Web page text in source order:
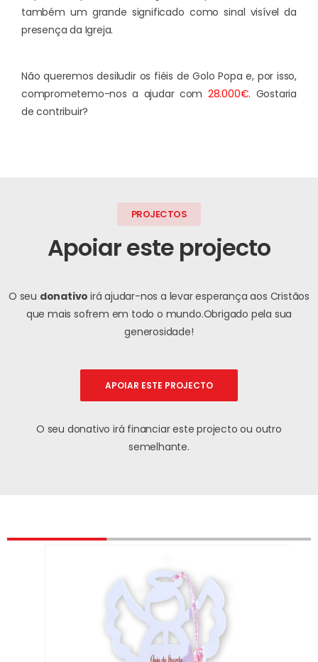
também um grande significado como sinal visível da
presença da Igreja.
Não queremos desiludir os fiéis de Golo Popa e, por isso,
comprometemo-nos a ajudar com 28.000€. Gostaria
de contribuir?
PROJECTOS
Apoiar este projecto
O seu donativo irá ajudar-nos a levar esperança aos Cristãos
que mais sofrem em todo o mundo.Obrigado pela sua
generosidade!
APOIAR ESTE PROJECTO
O seu donativo irá financiar este projecto ou outro
semelhante.